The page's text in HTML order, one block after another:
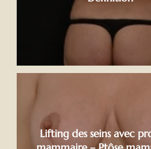
Lifting des seins avec